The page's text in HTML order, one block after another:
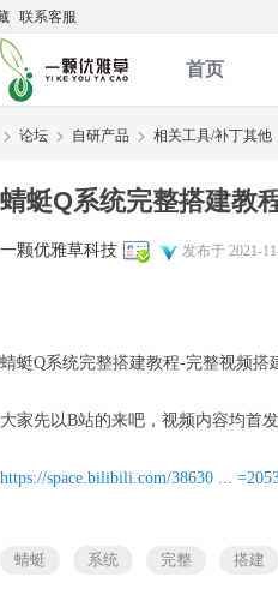
联系客服
首页
论坛
›
自研产品
›
相关工具/补丁其他
蜻蜓Q系统完整搭建教
一颗优雅草科技 发布于 2021-
蜻蜓Q系统完整搭建教程-完整视频搭
大家先以B站的来吧，视频内容均首发
https://space.bilibili.com/38630 ...
蜻蜓 系统 完整 搭建